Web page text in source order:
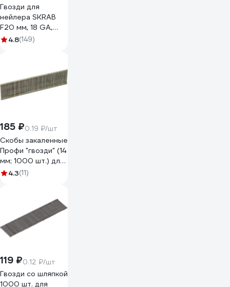
Гвозди для
нейлера SKRAB
F20 мм, 18 GA,
5000 шт. 35261
4.8(149)
185 ₽0.19 ₽/шт
Скобы закаленные
Профи "гвозди" (14
мм; 1000 шт.) для
степлера FIT IT
4.3(11)
119 ₽0.12 ₽/шт
Гвозди со шляпкой
1000 шт. для